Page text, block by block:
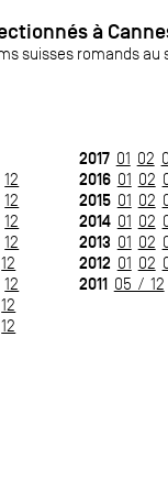
à
suisses romands
12
12
12
12
12
12
12
12
2017 01 02
2016 01 02
2015 01 02
2014 01 02
2013 01 02
2012 01 02
2011 05 / 12